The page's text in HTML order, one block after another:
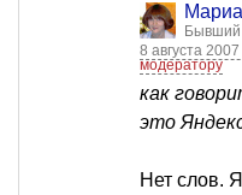
Бывший
8 августа
модератору
как
это
Нет слов.